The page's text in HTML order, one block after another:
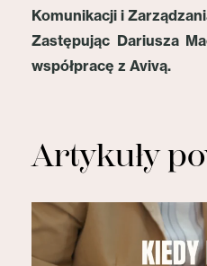
Komunikacji i
Zastępując Dariusza
współpracę z Avivą.
Artykuły